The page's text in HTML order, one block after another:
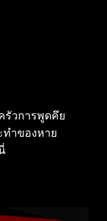
รัวการพูดคึย
ทำของหาย